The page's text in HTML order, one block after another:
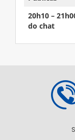
20h10 –
do chat